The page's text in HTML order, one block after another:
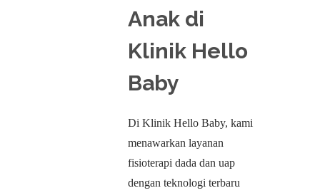
Anak di
Klinik Hello
Baby
Di Klinik Hello Baby, kami
menawarkan layanan
fisioterapi dada dan uap
dengan teknologi terbaru